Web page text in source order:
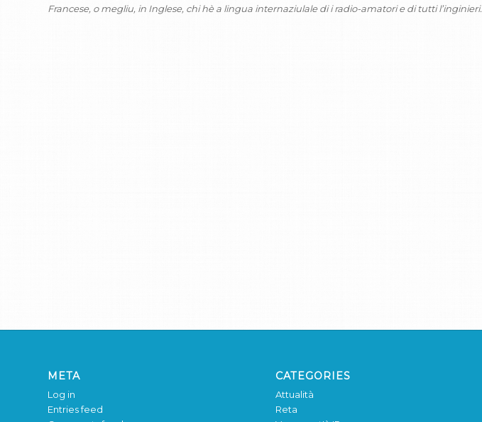
Francese, o megliu, in Inglese, chi hè a lingua internaziulale di i radio-amatori e di tutti l’inginieri.
META
Log in
Entries feed
CATEGORIES
Attualità
Reta